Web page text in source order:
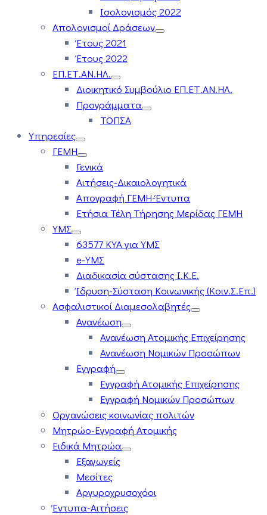
Ισολογισμός 2022
Απολογισμοί Δράσεων
Έτους 2021
Έτους 2022
ΕΠ.ΕΤ.ΑΝ.ΗΛ.
Διοικητικό Συμβούλιο ΕΠ.ΕΤ.ΑΝ.ΗΛ.
Προγράμματα
ΤΟΠΣΑ
Υπηρεσίες
ΓΕΜΗ
Γενικά
Αιτήσεις-Δικαιολογητικά
Απογραφή ΓΕΜΗ-Έντυπα
Ετήσια Τέλη Τήρησης Μερίδας ΓΕΜΗ
ΥΜΣ
63577 ΚΥΑ για ΥΜΣ
e-ΥΜΣ
Διαδικασία σύστασης Ι.Κ.Ε.
Ίδρυση-Σύσταση Κοινωνικής (Κοιν.Σ.Επ.)
Ασφαλιστικοί Διαμεσολαβητές
Ανανέωση
Ανανέωση Ατομικής Επιχείρησης
Ανανέωση Νομικών Προσώπων
Εγγραφή
Εγγραφή Ατομικής Επιχείρησης
Εγγραφή Νομικών Προσώπων
Οργανώσεις κοινωνίας πολιτών
Μητρώο-Εγγραφή Ατομικής
Ειδικά Μητρώα
Εξαγωγείς
Μεσίτες
Αργυροχρυσοχόοι
Έντυπα-Αιτήσεις